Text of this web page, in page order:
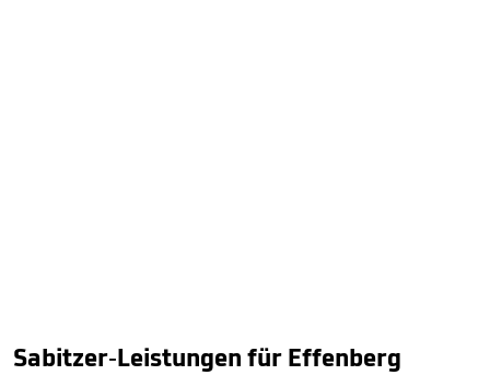
Sabitzer-Leistungen für Effenberg